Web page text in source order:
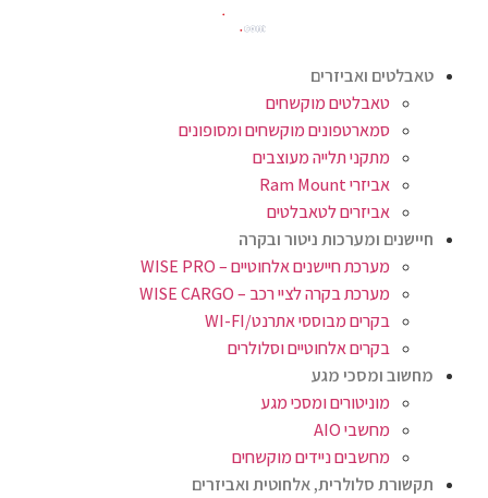
טאבלטים ואביזרים
טאבלטים מוקשחים
סמארטפונים מוקשחים ומסופונים
מתקני תלייה מעוצבים
אביזרי Ram Mount
אביזרים לטאבלטים
חיישנים ומערכות ניטור ובקרה
מערכת חיישנים אלחוטיים – WISE PRO
מערכת בקרה לציי רכב – WISE CARGO
בקרים מבוססי אתרנט/WI-FI
בקרים אלחוטיים וסלולרים
מחשוב ומסכי מגע
מוניטורים ומסכי מגע
מחשבי AIO
מחשבים ניידים מוקשחים
תקשורת סלולרית, אלחוטית ואביזרים